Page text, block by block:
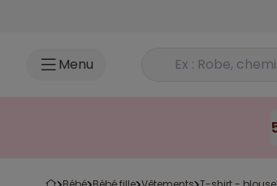
Menu Rechercher un produit